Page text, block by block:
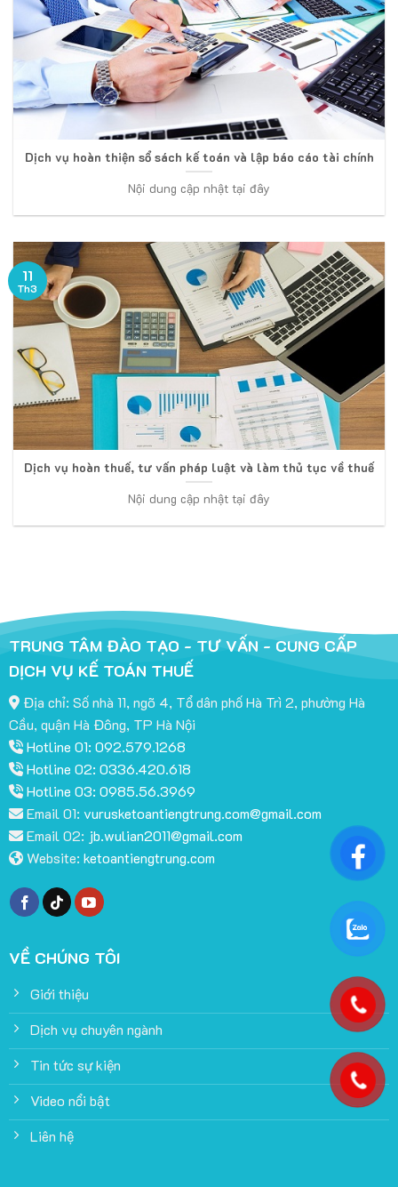
Dịch vụ hoàn thiện sổ sách kế toán và lập báo cáo tài chính
Nội dung cập nhật tại đây
Dịch vụ hoàn thuế, tư vấn pháp luật và làm thủ tục về thuế
Nội dung cập nhật tại đây
11
Th3
TRUNG TÂM ĐÀO TẠO - TƯ VẤN - CUNG CẤP
DỊCH VỤ KẾ TOÁN THUẾ
Địa chỉ: Số nhà 11, ngõ 4, Tổ dân phố Hà Trì 2, phường Hà
Cầu, quận Hà Đông, TP Hà Nội
Hotline 01: 092.579.1268
Hotline 02: 0336.420.618
Hotline 03: 0985.56.3969
Email 01: vurusketoantiengtrung.com@gmail.com
Email 02: jb.wulian2011@gmail.com
Website: ketoantiengtrung.com
VỀ CHÚNG TÔI
Giới thiệu
Dịch vụ chuyên ngành
Tin tức sự kiện
Video nổi bật
Liên hệ